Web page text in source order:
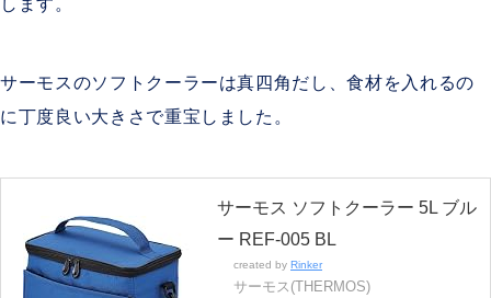
サーモスのソフトクーラーは真四角だし、食材を入れるの
に丁度良い大きさで重宝しました。
サーモス ソフトクーラー 5L ブル
ー REF-005 BL
created by Rinker
サーモス(THERMOS)